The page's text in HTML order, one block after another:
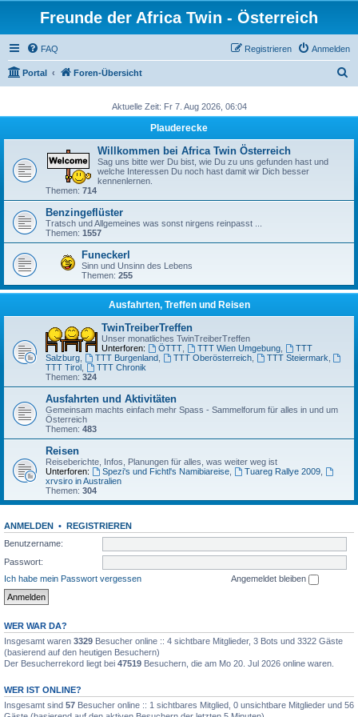
Freunde der Africa Twin - Österreich
FAQ Anmelden
Registrieren
Portal Foren-Übersicht
Aktuelle Zeit: Fr 7. Aug 2026, 06:04
Plauderecke
Willkommen bei Africa Twin Österreich
Sag uns bitte wer Du bist, wie Du zu uns gefunden hast und
welche Interessen Du noch hast damit wir Dich besser
kennenlernen.
Themen: 714
Benzingeflüster
Tratsch und Allgemeines was sonst nirgens reinpasst ...
Themen: 1557
Funeckerl
Sinn und Unsinn des Lebens
Themen: 255
Ausfahrten, Treffen und Reisen
TwinTreiberTreffen
Unser monatliches TwinTreiberTreffen
Unterforen:
ÖTTT, TTT Wien Umgebung,
TTT
Salzburg
TTT Burgenland, TTT Oberösterreich, TTT Steiermark
TTT Tirol
TTT Chronik
Themen: 324
Ausfahrten und Aktivitäten
Gemeinsam machts einfach mehr Spass - Sammelforum für alles in und um
Österreich
Themen: 483
Reisen
Reiseberichte, Infos, Planungen für alles, was weiter weg ist
Unterforen:
Spezi's und Fichtl's Namibiareise, Tuareg Rallye 2009,
xrvsiro in Australien
Themen: 304
ANMELDEN • REGISTRIEREN
Benutzername:
Passwort:
Ich habe mein Passwort vergessen
Angemeldet bleiben
WER WAR DA?
Insgesamt waren 3329 Besucher online :: 4 sichtbare Mitglieder, 3 Bots und 3322 Gäste
(basierend auf den heutigen Besuchern)
Der Besucherrekord liegt bei 47519 Besuchern, die am Mo 20. Jul 2026 online waren.
WER IST ONLINE?
Insgesamt sind 57 Besucher online :: 1 sichtbares Mitglied, 0 unsichtbare Mitglieder und 56